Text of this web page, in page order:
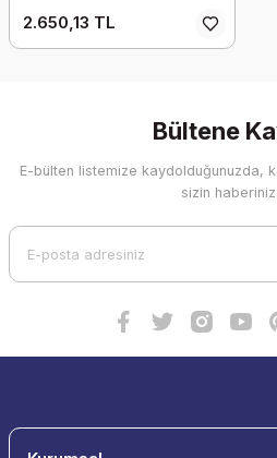
2.650,13 TL
Bültene
E-bülten listemize kaydolduğunuzda,
sizin